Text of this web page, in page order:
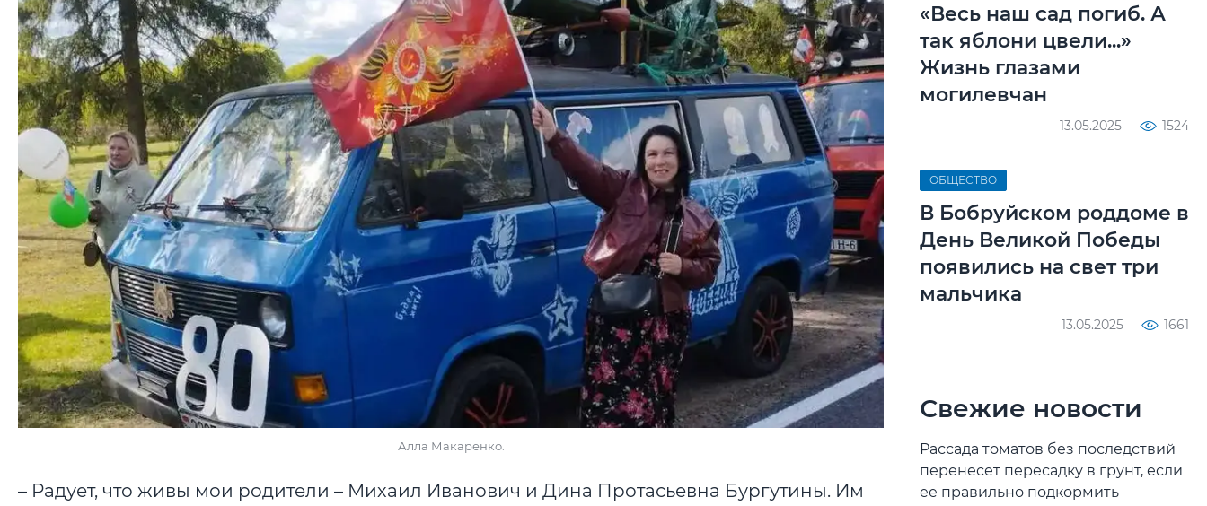
Алла Макаренко.
– Радует, что живы мои родители – Михаил Иванович и Дина Протасьевна Бургутины. Им
«Весь наш сад погиб. А
так яблони цвели...»
Жизнь глазами
могилевчан
13.05.2025 1524
ОБЩЕСТВО
В Бобруйском роддоме в
День Великой Победы
появились на свет три
мальчика
13.05.2025 1661
Свежие новости
Рассада томатов без последствий
перенесет пересадку в грунт, если
ее правильно подкормить